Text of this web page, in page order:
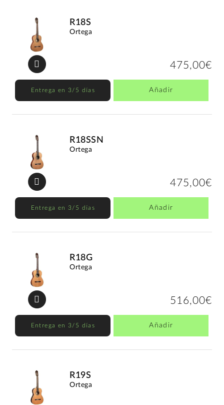
R18S
Ortega
475,00€
Entrega en 3/5 días Añadir
R18SSN
Ortega
475,00€
Entrega en 3/5 días Añadir
R18G
Ortega
516,00€
Entrega en 3/5 días Añadir
R19S
Ortega